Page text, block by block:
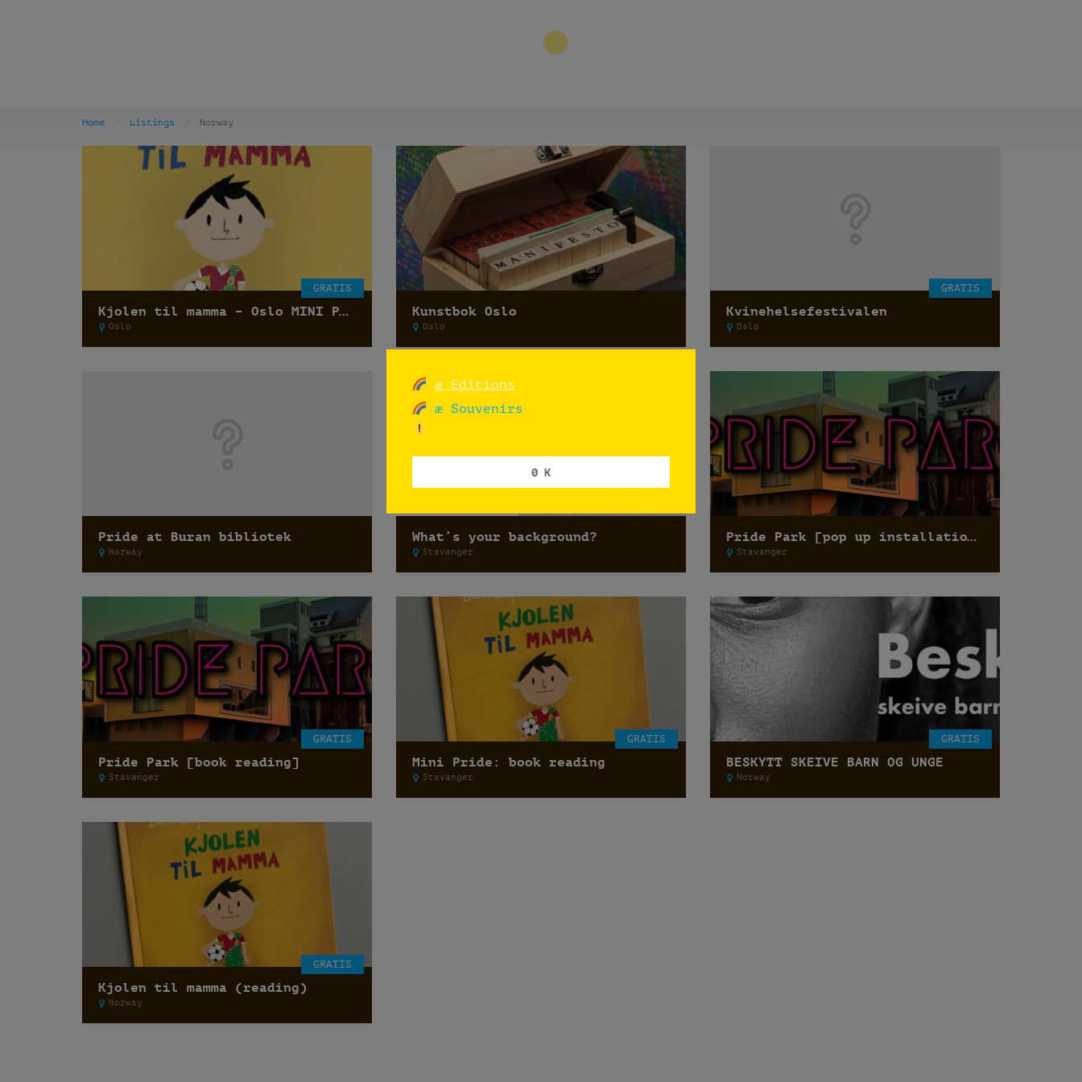
Home Listings Norway
GRATIS
Kjolen til mamma – Oslo MINI Pride
Oslo
Kunstbok Oslo
Oslo
GRATIS
Kvinehelsefestivalen
Oslo
Pride at Buran bibliotek
Norway
What’s your background?
Stavanger
Pride Park [pop up installation]
Stavanger
GRATIS
Pride Park [book reading]
Stavanger
GRATIS
Mini Pride: book reading
Stavanger
GRATIS
BESKYTT SKEIVE BARN OG UNGE
Norway
GRATIS
Kjolen til mamma (reading)
Norway
æ Editions
æ Souvenirs
0 K